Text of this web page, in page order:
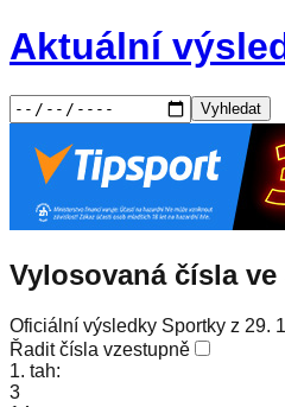
Aktuální
Vyhledat
Vylosovaná čísla ve
Oficiální výsledky Sportky z 29.
Řadit čísla vzestupně
1. tah:
3